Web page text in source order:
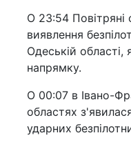
О 23:54
виявлення
Одеській
напрямку.
О 00:07 в Івано-
областях
ударних